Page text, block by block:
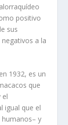
positivo
sus
a la
1932, es un
que
el
igual que el
humanos– y